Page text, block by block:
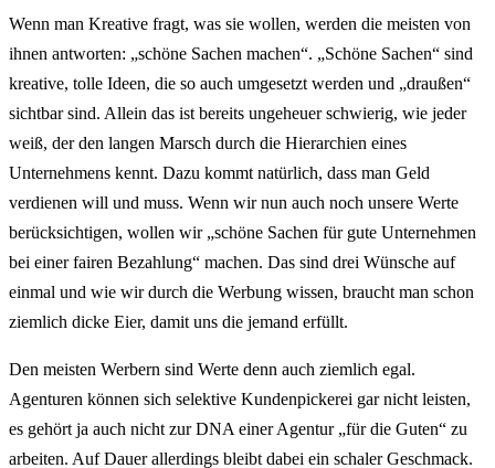
Wenn man Kreative fragt, was sie wollen, werden die meisten von
ihnen antworten: „schöne Sachen machen“. „Schöne Sachen“ sind
kreative, tolle Ideen, die so auch umgesetzt werden und „draußen“
sichtbar sind. Allein das ist bereits ungeheuer schwierig, wie jeder
weiß, der den langen Marsch durch die Hierarchien eines
Unternehmens kennt. Dazu kommt natürlich, dass man Geld
verdienen will und muss. Wenn wir nun auch noch unsere Werte
berücksichtigen, wollen wir „schöne Sachen für gute Unternehmen
bei einer fairen Bezahlung“ machen. Das sind drei Wünsche auf
einmal und wie wir durch die Werbung wissen, braucht man schon
ziemlich dicke Eier, damit uns die jemand erfüllt.
Den meisten Werbern sind Werte denn auch ziemlich egal.
Agenturen können sich selektive Kundenpickerei gar nicht leisten,
es gehört ja auch nicht zur DNA einer Agentur „für die Guten“ zu
arbeiten. Auf Dauer allerdings bleibt dabei ein schaler Geschmack.